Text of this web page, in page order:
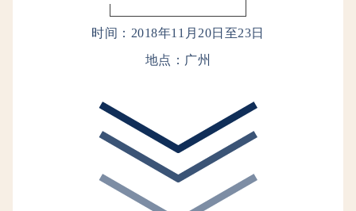
时间：2018年11月20日至23日
地点：广州